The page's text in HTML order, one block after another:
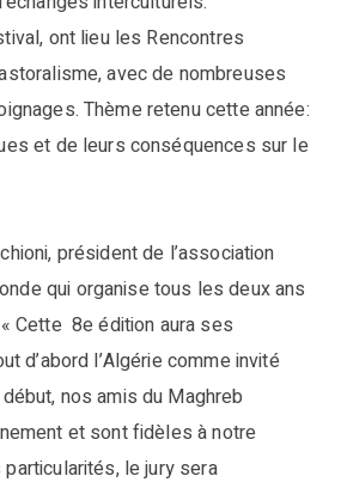
ont lieu les Rencontres
avec de nombreuses
Thème retenu cette année:
et de leurs conséquences sur le
président de l’association
qui organise tous les deux ans
Cette 8e édition aura ses
d’abord l’Algérie comme invité
nos amis du Maghreb
et sont fidèles à notre
le jury sera